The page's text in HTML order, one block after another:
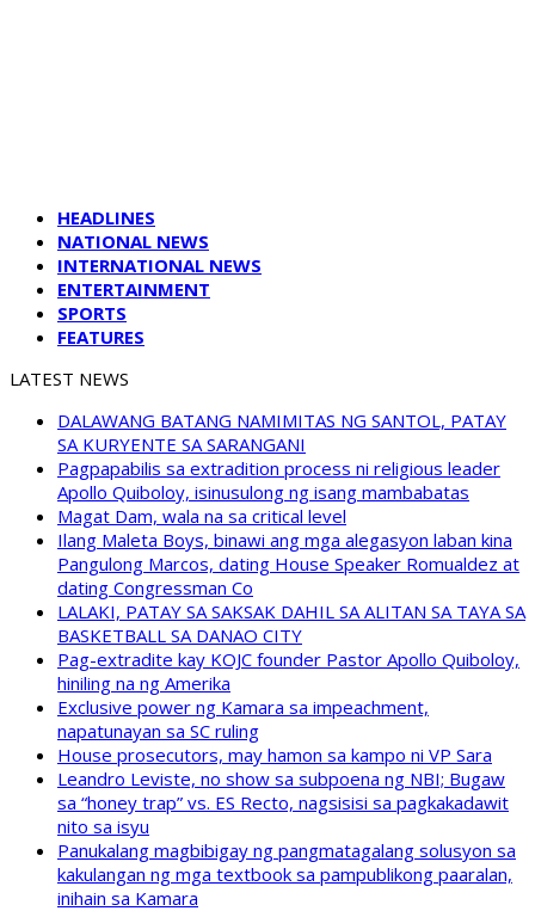
HEADLINES
NATIONAL NEWS
INTERNATIONAL NEWS
ENTERTAINMENT
SPORTS
FEATURES
LATEST NEWS
DALAWANG BATANG NAMIMITAS NG SANTOL, PATAY
SA KURYENTE SA SARANGANI
Pagpapabilis sa extradition process ni religious leader
Apollo Quiboloy, isinusulong ng isang mambabatas
Magat Dam, wala na sa critical level
Ilang Maleta Boys, binawi ang mga alegasyon laban kina
Pangulong Marcos, dating House Speaker Romualdez at
dating Congressman Co
LALAKI, PATAY SA SAKSAK DAHIL SA ALITAN SA TAYA SA
BASKETBALL SA DANAO CITY
Pag-extradite kay KOJC founder Pastor Apollo Quiboloy,
hiniling na ng Amerika
Exclusive power ng Kamara sa impeachment,
napatunayan sa SC ruling
House prosecutors, may hamon sa kampo ni VP Sara
Leandro Leviste, no show sa subpoena ng NBI; Bugaw
sa “honey trap” vs. ES Recto, nagsisisi sa pagkakadawit
nito sa isyu
Panukalang magbibigay ng pangmatagalang solusyon sa
kakulangan ng mga textbook sa pampublikong paaralan,
inihain sa Kamara